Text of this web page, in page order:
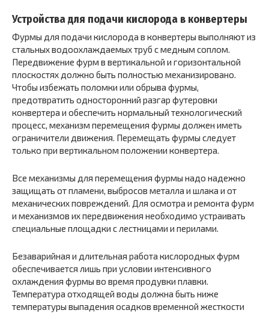
Устройства для подачи кислорода в конвертеры
Фурмы для подачи кислорода в конвертеры выполняют из
стальных водоохлаждаемых труб с медным соплом.
Передвижение фурм в вертикальной и горизонтальной
плоскостях должно быть полностью механизировано.
Чтобы избежать поломки или обрыва фурмы,
предотвратить односторонний разгар футеровки
конвертера и обеспечить нормальный технологический
процесс, механизм перемещения фурмы должен иметь
ограничители движения. Перемещать фурмы следует
только при вертикальном положении конвертера.
Все механизмы для перемещения фурмы надо надежно
защищать от пламени, выбросов металла и шлака и от
механических повреждений. Для осмотра и ремонта фурм
и механизмов их передвижения необходимо устраивать
специальные площадки с лестницами и перилами.
Безаварийная и длительная работа кислородных фурм
обеспечивается лишь при условии интенсивного
охлаждения фурмы во время продувки плавки.
Температура отходящей воды должна быть ниже
температуры выпадения осадков временной жесткости